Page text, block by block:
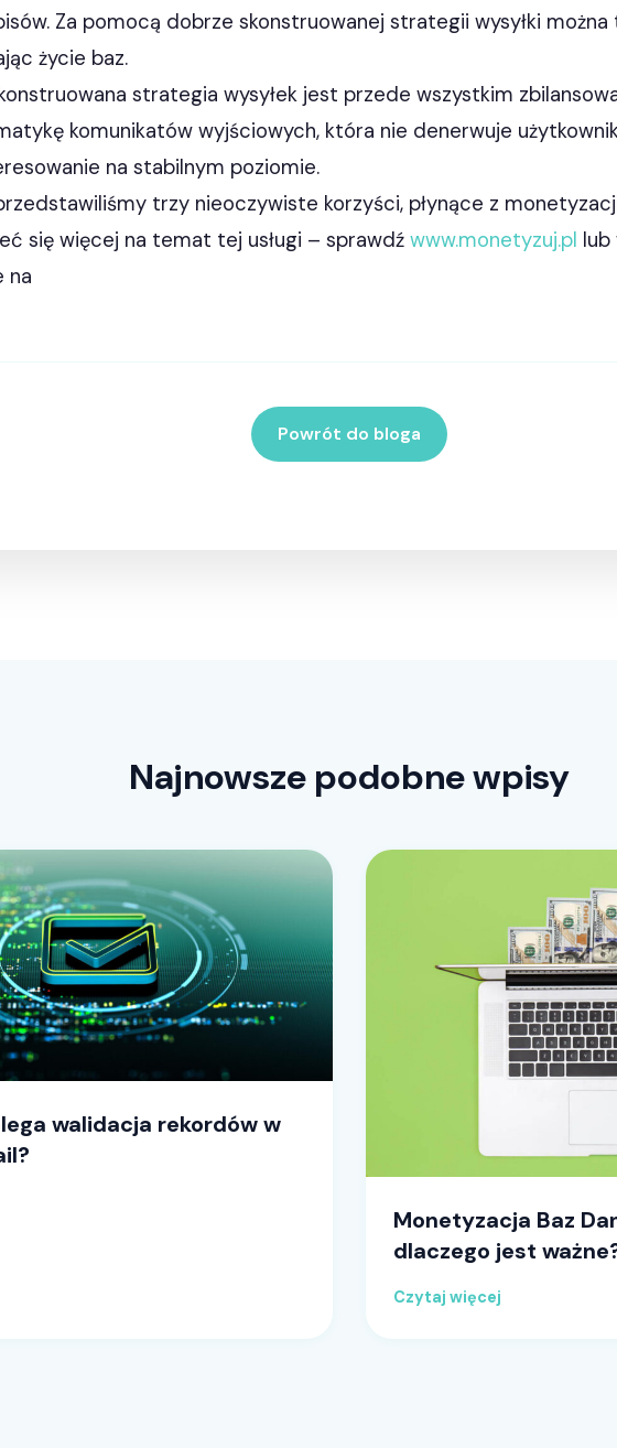
Za pomocą dobrze skonstruowanej strategii wysyłki
życie baz.
strategia wysyłek jest przede wszystkim
komunikatów wyjściowych, która nie denerwuje
na stabilnym poziomie.
trzy nieoczywiste korzyści, płynące z
się więcej na temat tej usługi – sprawdź www.monetyzuj.pl lub
na
Powrót do bloga
Najnowsze podobne wpisy
walidacja rekordów w
Monetyzacja Baz
dlaczego jest
Czytaj więcej